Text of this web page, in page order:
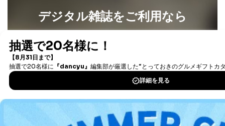
②利用目的を本人に通知し、又は公表することによって
当該事業者の権利又は正当な利益を害するおそれがある
場合
③国の機関又は地方公共団体が法令の定める事務を遂行
することに対して協力する必要がある場合であって、利
用目的を本人に通知し、又は公表することによって当該
事務の遂行に支障を及ぼすおそれがあるとき
④開示対象個人情報の利用目的が明らかな場合
開示対象個人情報については、保有個人データの本人ま
たはその代理人からの利用目的の通知、開示、変更等
（内容の訂正、追加または削除）、利用停止等（「利用
デジタル雑誌をご利用なら
書籍）が無料で読み放題！
DOWNLOAD FOR IOS
DOWNLOAD FOR ANDROID